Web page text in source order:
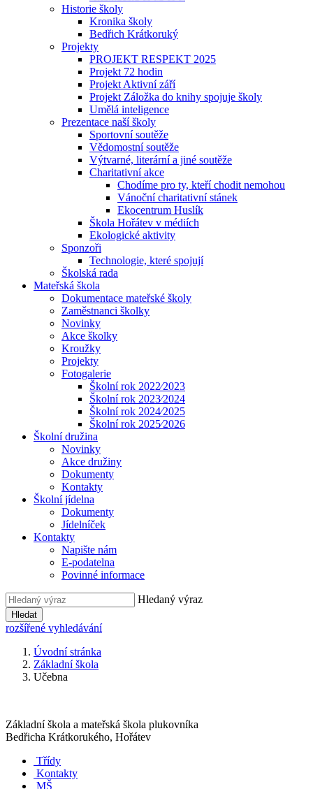
Historie školy
Kronika školy
Bedřich Krátkoruký
Projekty
PROJEKT RESPEKT 2025
Projekt 72 hodin
Projekt Aktivní září
Projekt Záložka do knihy spojuje školy
Umělá inteligence
Prezentace naší školy
Sportovní soutěže
Vědomostní soutěže
Výtvarné, literární a jiné soutěže
Charitativní akce
Chodíme pro ty, kteří chodit nemohou
Vánoční charitativní stánek
Ekocentrum Huslík
Škola Hořátev v médiích
Ekologické aktivity
Sponzoři
Technologie, které spojují
Školská rada
Mateřská škola
Dokumentace mateřské školy
Zaměstnanci školky
Novinky
Akce školky
Kroužky
Projekty
Fotogalerie
Školní rok 2022⁄2023
Školní rok 2023⁄2024
Školní rok 2024⁄2025
Školní rok 2025⁄2026
Školní družina
Novinky
Akce družiny
Dokumenty
Kontakty
Školní jídelna
Dokumenty
Jídelníček
Kontakty
Napište nám
E-podatelna
Povinné informace
Hledaný výraz
Hledat
rozšířené vyhledávání
Úvodní stránka
Základní škola
Učebna
Základní škola a mateřská škola plukovníka
Bedřicha Krátkorukého, Hořátev
Třídy
Kontakty
MŠ